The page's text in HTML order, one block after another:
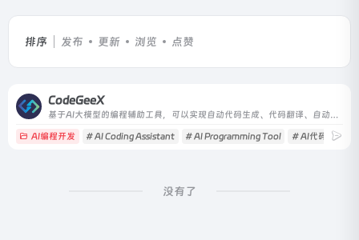
排序 发布 更新 浏览 点赞
CodeGeeX
基于AI大模型的编程辅助工具，可以实现自动代码生成、代码翻译、自动编写注释等功能，支持20多种编程语言。
AI编程开发 # AI Coding Assistant # AI Programming Tool # AI代码生成
没有了